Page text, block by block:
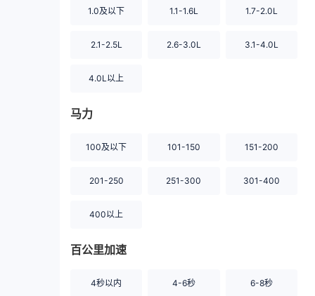
1.0及以下 1.1-1.6L 1.7-2.0L
2.1-2.5L 2.6-3.0L 3.1-4.0L
4.0L以上
马力
100及以下 101-150 151-200
201-250 251-300 301-400
400以上
百公里加速
4秒以内 4-6秒 6-8秒